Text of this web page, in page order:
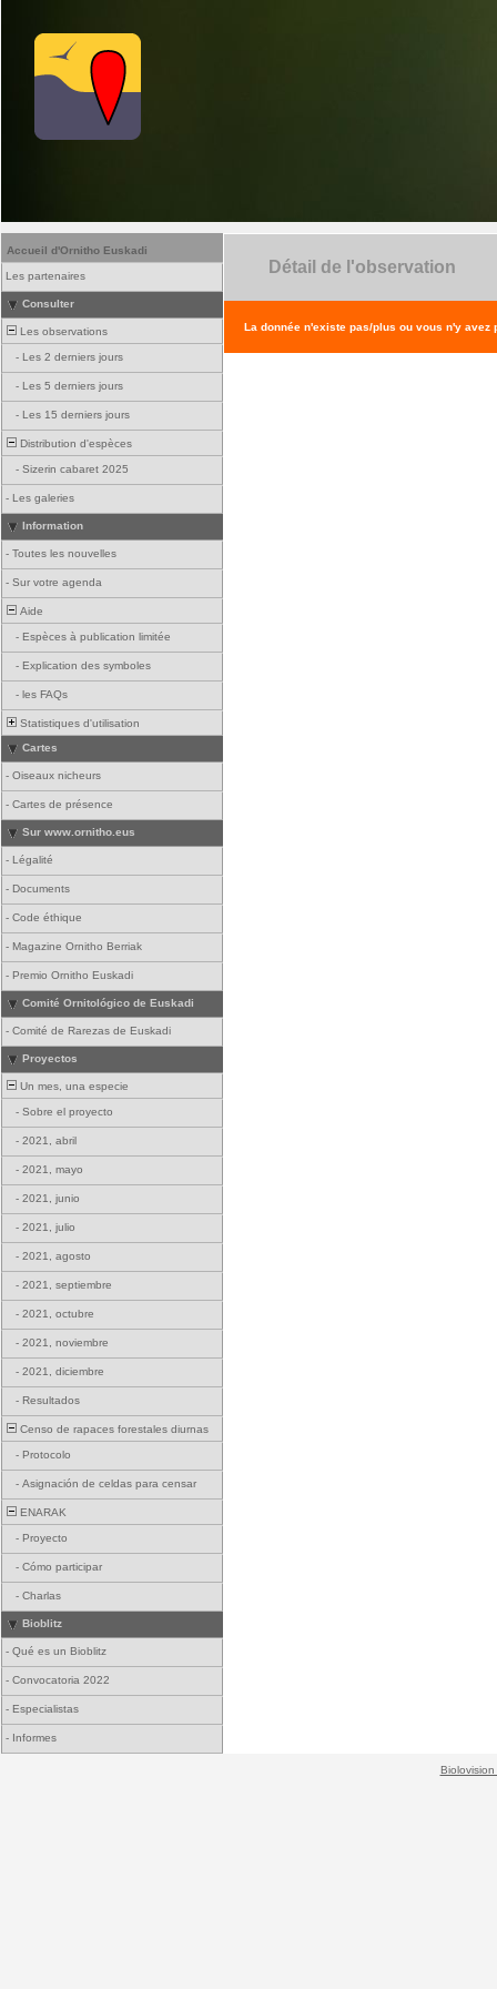
Accueil d'Ornitho Euskadi
Les partenaires
Consulter
Les observations
- Les 2 derniers jours
- Les 5 derniers jours
- Les 15 derniers jours
Distribution d'espèces
- Sizerin cabaret 2025
- Les galeries
Information
- Toutes les nouvelles
- Sur votre agenda
Aide
- Espèces à publication limitée
- Explication des symboles
- les FAQs
Statistiques d'utilisation
Cartes
- Oiseaux nicheurs
- Cartes de présence
Sur www.ornitho.eus
- Légalité
- Documents
- Code éthique
- Magazine Ornitho Berriak
- Premio Ornitho Euskadi
Comité Ornitológico de Euskadi
- Comité de Rarezas de Euskadi
Proyectos
Un mes, una especie
- Sobre el proyecto
- 2021, abril
- 2021, mayo
- 2021, junio
- 2021, julio
- 2021, agosto
- 2021, septiembre
- 2021, octubre
- 2021, noviembre
- 2021, diciembre
- Resultados
Censo de rapaces forestales diurnas
- Protocolo
- Asignación de celdas para censar
ENARAK
- Proyecto
- Cómo participar
- Charlas
Bioblitz
- Qué es un Bioblitz
- Convocatoria 2022
- Especialistas
- Informes
Détail de l'observation
La donnée n'existe pas/plus ou vous n'y avez
Biolovision